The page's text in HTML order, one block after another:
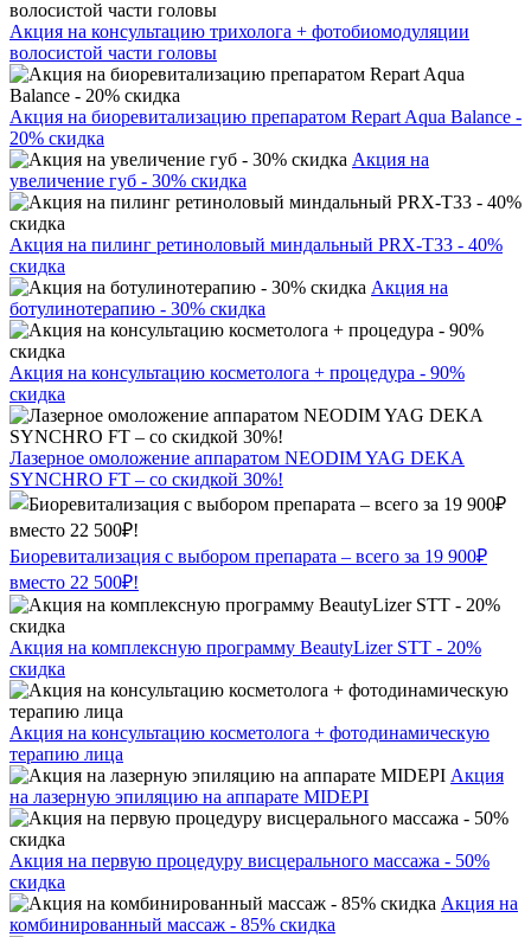
Акция на консультацию трихолога + фотобиомодуляции
волосистой части головы
Акция на биоревитализацию препаратом Repart Aqua Balance -
20% скидка
Акция на
увеличение губ - 30% скидка
Акция на пилинг ретиноловый миндальный PRX-T33 - 40%
скидка
Акция на
ботулинотерапию - 30% скидка
Акция на консультацию косметолога + процедура - 90%
скидка
Лазерное омоложение аппаратом NEODIM YAG DEKA
SYNCHRO FT – со скидкой 30%!
Биоревитализация с выбором препарата – всего за 19 900₽
вместо 22 500₽!
Акция на комплексную программу BeautyLizer STT - 20%
скидка
Акция на консультацию косметолога + фотодинамическую
терапию лица
Акция
на лазерную эпиляцию на аппарате MIDEPI
Акция на первую процедуру висцерального массажа - 50%
скидка
Акция на
комбинированный массаж - 85% скидка